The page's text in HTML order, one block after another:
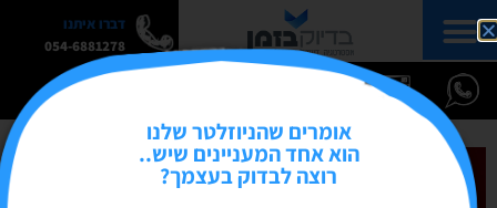
דברו איתנו
054-6881278
אומרים שהניוזלטר שלנו
הוא אחד המעניינים שיש..
רוצה לבדוק בעצמך?